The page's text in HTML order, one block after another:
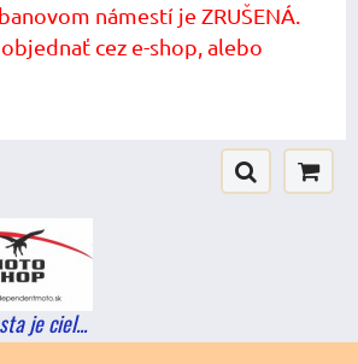
námestí je ZRUŠENÁ.
cez e-shop, alebo
je ciel...